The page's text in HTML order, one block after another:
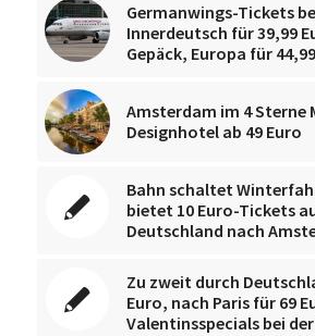
Germanwings-Tickets
Innerdeutsch für 39,99
Gepäck, Europa für
Amsterdam im 4 Sterne
Designhotel ab 49 Euro
Bahn schaltet
bietet 10 Euro-Tickets
Deutschland nach
Zu zweit durch
Euro, nach Paris für 69
Valentinsspecials bei